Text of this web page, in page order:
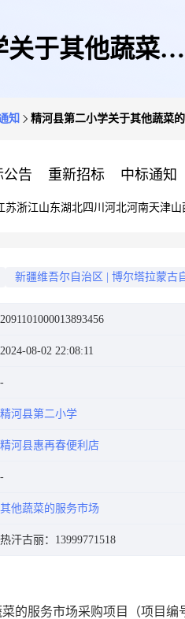
于其他蔬菜的
知 精河县第二小学关于其他蔬菜
公告 重新招标 中标通知
苏浙江山东湖北四川 河北河南天津山
新疆维吾尔自治区 博尔塔拉蒙古
2091101000013893456
2024-08-02 22:08:11
精河县第二小学
精河县惠再春便利店
其他蔬菜的服务市场
热汗古丽：13999771518
的服务市场采购项目
（项目编